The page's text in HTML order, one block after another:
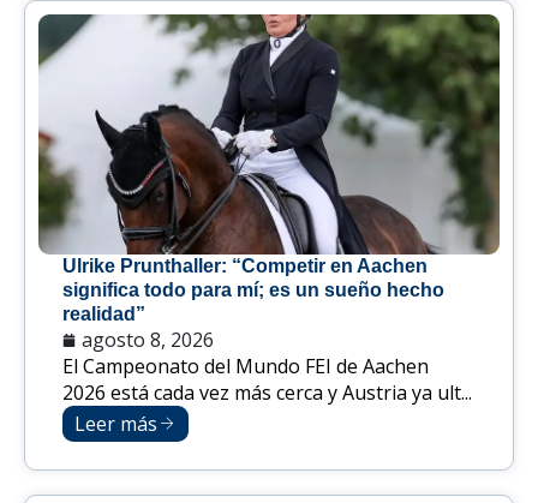
Ulrike Prunthaller: “Competir en Aachen
significa todo para mí; es un sueño hecho
realidad”
agosto 8, 2026
El Campeonato del Mundo FEI de Aachen
2026 está cada vez más cerca y Austria ya ult...
Leer más